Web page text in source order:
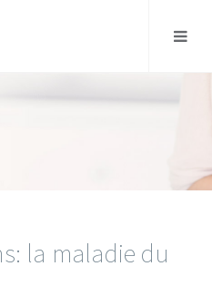
la maladie du